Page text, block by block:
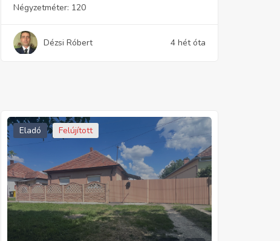
Négyzetméter: 120
Dézsi Róbert 4 hét óta
Eladó Felújított